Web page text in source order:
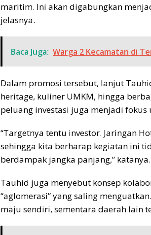
maritim. Ini akan digabungkan
jelasnya.
Baca Juga: Warga 2 Kecamatan di
Dalam promosi tersebut, lanjut
heritage, kuliner UMKM, hingga
peluang investasi juga menjadi
“Targetnya tentu investor. Jaringan
sehingga kita berharap kegiatan ini
berdampak jangka panjang,” katanya.
Tauhid juga menyebut konsep
“aglomerasi” yang saling
maju sendiri, sementara daerah lain